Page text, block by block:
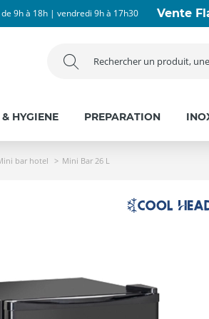
9h à 18h | vendredi 9h à 17h30 Vente
HYGIENE PREPARATION
bar hotel Mini Bar 26 L